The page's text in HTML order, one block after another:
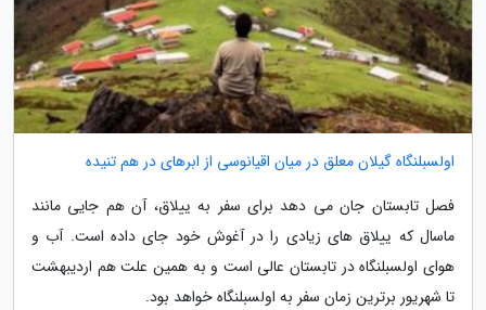
اولسبلنگاه گیلان معلق در میان اقیانوسی از ابرهای در هم تنیده
فصل تابستان جان می دهد برای سفر به ییلاق، آن هم جایی مانند
ماسال که ییلاق های زیادی را در آغوش خود جای داده است. آب و
هوای اولسبلنگاه در تابستان عالی است و به همین علت هم اردیبهشت
تا شهریور برترین زمان سفر به اولسبلنگاه خواهد بود.